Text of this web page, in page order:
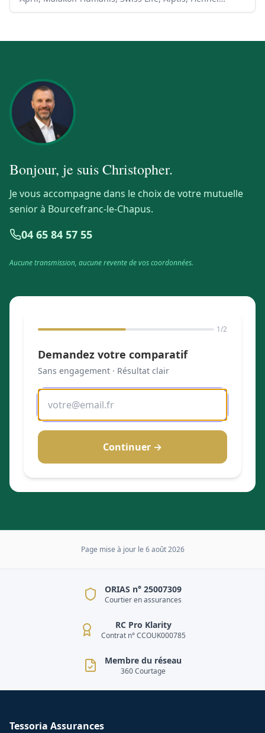
Bonjour, je suisChristopher.
Je vous accompagne dans le choix de votre mutuelle
senior à Bourcefranc-le-Chapus.
04 65 84 57 55
Aucune transmission, aucune revente de vos coordonnées.
1/2
Demandez votre comparatif
Sans engagement · Résultat clair
Continuer →
Page mise à jour le 6 août 2026
ORIAS n° 25007309
Courtier en assurances
RC Pro Klarity
Contrat n° CCOUK000785
Membre du réseau
360 Courtage
Tessoria Assurances